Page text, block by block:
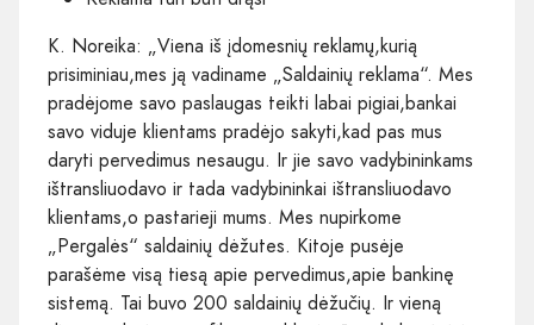
K. Noreika: „Viena iš įdomesnių reklamų,kurią
prisiminiau,mes ją vadiname „Saldainių reklama“. Mes
pradėjome savo paslaugas teikti labai pigiai,bankai
savo viduje klientams pradėjo sakyti,kad pas mus
daryti pervedimus nesaugu. Ir jie savo vadybininkams
ištransliuodavo ir tada vadybininkai ištransliuodavo
klientams,o pastarieji mums. Mes nupirkome
„Pergalės“ saldainių dėžutes. Kitoje pusėje
parašėme visą tiesą apie pervedimus,apie bankinę
sistemą. Tai buvo 200 saldainių dėžučių. Ir vieną